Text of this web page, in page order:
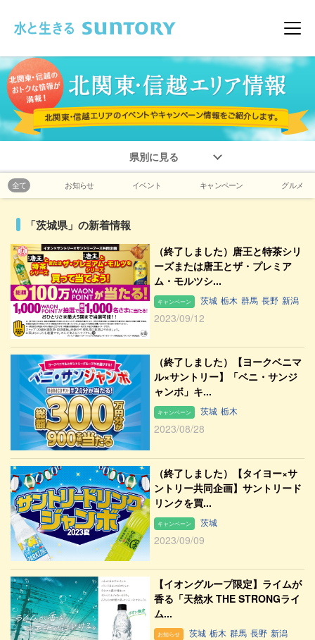
メ
県別に見る
全て お知らせ イベント キャンペーン グルメ
「茨城県」の新着情報
（終了しました）唐王と特茶シリ
ーズまたは唐王とザ・プレミア
ム・モルツシ...
キャンペーン 茨城 栃木 群馬 長野 新潟
2023/09/12
（終了しました）【ヨークベニマ
ル×サントリー】「ベニ・サンジ
ャンボ」キ...
キャンペーン 茨城 栃木
2023/08/28
（終了しました）【タイヨー×サ
ントリー共同企画】サントリード
リンクを買...
キャンペーン 茨城
2023/09/09
【イオングループ限定】ライムが
香る「天然水 THE STRONGライ
ム...
お知らせ 茨城 栃木 群馬 長野 新潟